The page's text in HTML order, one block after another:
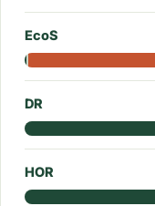
EcoS
DR
HOR